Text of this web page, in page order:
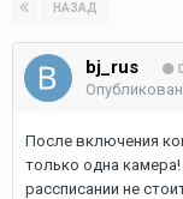
НАЗАД
bj_rus 0
После включения
только одна
рассписании не